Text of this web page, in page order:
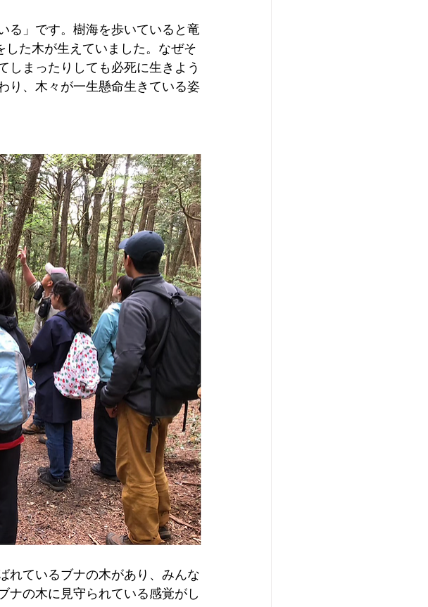
る」です。樹海を歩いていると竜
た木が生えていました。なぜそ
しまったりしても必死に生きよう
り、木々が一生懸命生きている姿
れているブナの木があり、みんな
ナの木に見守られている感覚がし